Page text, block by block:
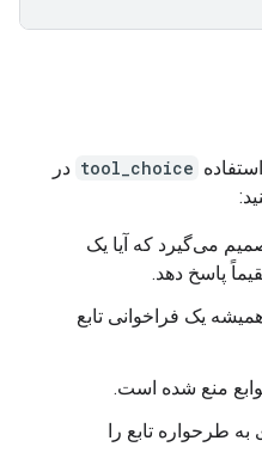
tool_choice در
می‌گیرد که آیا یک
پاسخ دهد.
یک فراخوانی تابع
منع شده است.
به طرحواره تابع را